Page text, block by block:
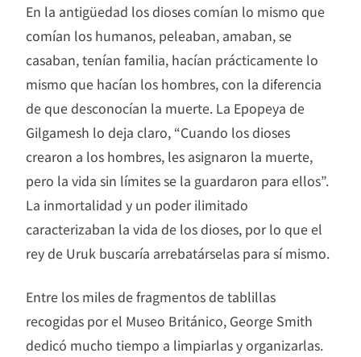
En la antigüedad los dioses comían lo mismo que
comían los humanos, peleaban, amaban, se
casaban, tenían familia, hacían prácticamente lo
mismo que hacían los hombres, con la diferencia
de que desconocían la muerte. La Epopeya de
Gilgamesh lo deja claro, “Cuando los dioses
crearon a los hombres, les asignaron la muerte,
pero la vida sin límites se la guardaron para ellos”.
La inmortalidad y un poder ilimitado
caracterizaban la vida de los dioses, por lo que el
rey de Uruk buscaría arrebatárselas para sí mismo.
Entre los miles de fragmentos de tablillas
recogidas por el Museo Británico, George Smith
dedicó mucho tiempo a limpiarlas y organizarlas.